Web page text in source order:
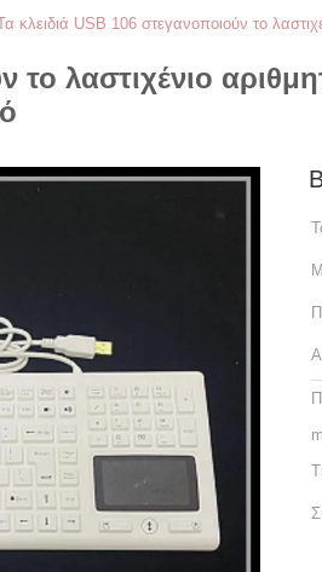
κλειδιά USB 106 στεγανοποιούν το
το λαστιχένιο